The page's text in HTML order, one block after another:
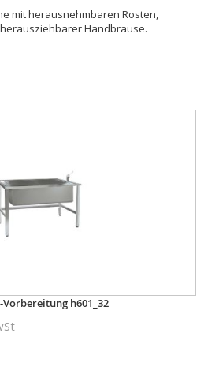
mit herausnehmbaren Rosten,
Handbrause.
h601_32